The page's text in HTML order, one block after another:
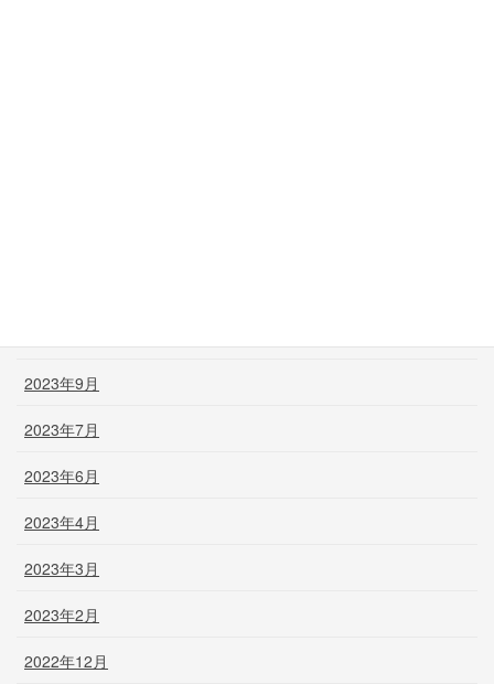
2023年9月
2023年7月
2023年6月
2023年4月
2023年3月
2023年2月
2022年12月